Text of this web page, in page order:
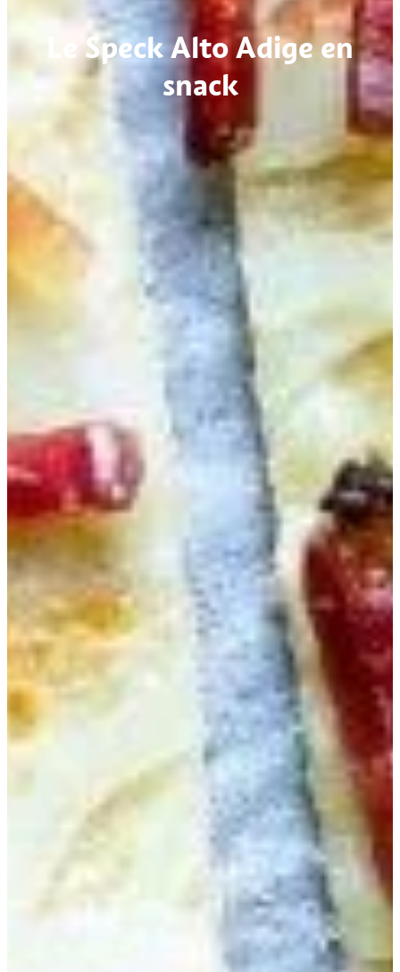
Le Speck Alto Adige en
snack